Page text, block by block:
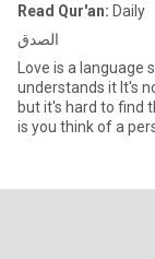
Read Qur'an: Daily
الصدق
Love is a
understands it It's
but it's hard to find
is you think of a